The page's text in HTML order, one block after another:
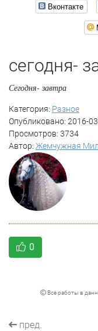
Вконтакте
сегодня-
Сегодня- завтра
Категория: Разное
Опубликовано: 2016-
Просмотров: 3734
Автор: Жемчужная
0
Все работы в
пред.